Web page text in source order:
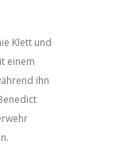
Klett und
einem
ihn